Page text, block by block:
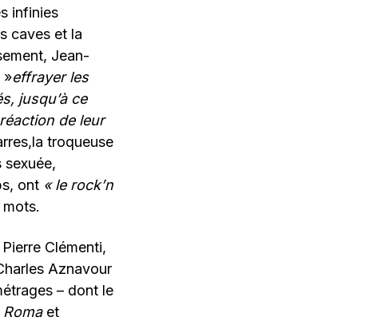
infinies
caves et la
Jean-
»effrayer les
jusqu’à ce
de leur
troqueuse
ont « le rock’n
Clémenti,
Aznavour
– dont le
Roma et